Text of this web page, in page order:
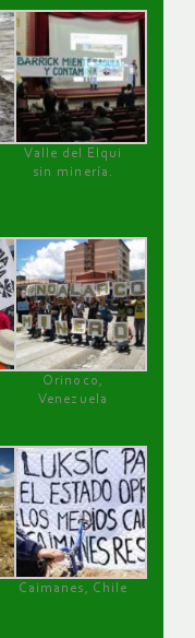
Valle del Elqui
sin minería.
Orinoco,
Venezuela
Caimanes, Chile